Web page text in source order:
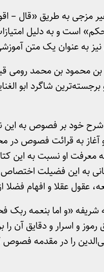
مزجی به طریق «قال –
است و به دلیل
نیز به عنوان یک متن
بن محمود بن محمد رومی
شاگرد ابو
خود بر فصوص به این
آغاز به قرائت فصوص در
او نسبت به این
به این فضیلت اختصاص
عقول عقلا و افهام
شریفه «و اما بنعمه ربک
رموز و اسرار و دقایق
را در مقدمه فصوص